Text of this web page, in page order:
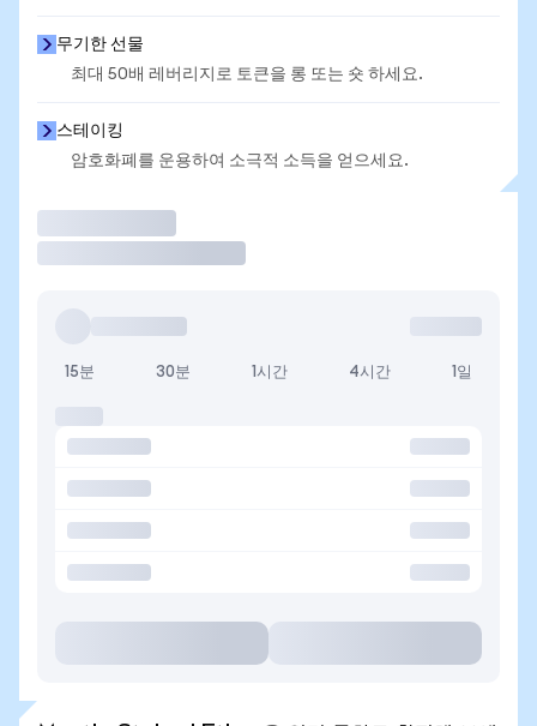
무기한 선물
최대 50배 레버리지로 토큰을 롱 또는 숏 하세요.
스테이킹
암호화폐를 운용하여 소극적 소득을 얻으세요.
15분 30분 1시간 4시간 1일